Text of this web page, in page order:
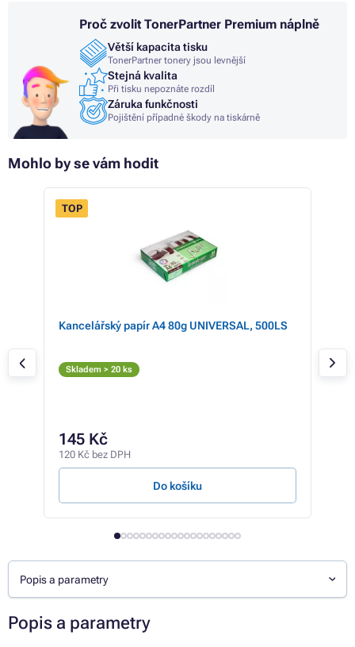
Proč zvolit TonerPartner Premium náplně
Větší kapacita tisku
TonerPartner tonery jsou levnější
Stejná kvalita
Při tisku nepoznáte rozdíl
Záruka funkčnosti
Pojištění případné škody na tiskárně
Mohlo by se vám hodit
TOP
Kancelářský papír A4 80g UNIVERSAL, 500LS
Skladem > 20 ks
145 Kč
120 Kč bez DPH
Do košíku
Popis a parametry
Popis a parametry